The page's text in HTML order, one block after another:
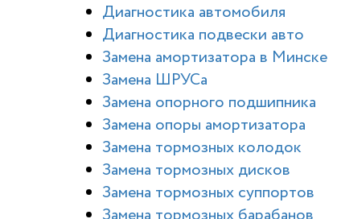
Диагностика автомобиля
Диагностика подвески авто
Замена амортизатора в Минске
Замена ШРУСа
Замена опорного подшипника
Замена опоры амортизатора
Замена тормозных колодок
Замена тормозных дисков
Замена тормозных суппортов